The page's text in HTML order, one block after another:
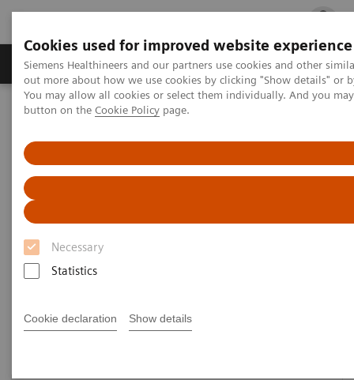
Cookies used for improved website experience
Siemens Healthineers and our partners use cookies and other
out more about how we use cookies by clicking "Show details" or
You may allow all cookies or select them individually. And you
button on the Cookie Policy page.
Necessary
Statistics
Cookie declaration Show details
Produits & services Spécialités cliniques
Accueil
Imagerie Médicale
IRM 1,5T
Une gamme exhaustive qui établit de nouveaux
standards d’efficacité, de facilité d’utilisation et de
besoins des hôpitaux et des établissements.